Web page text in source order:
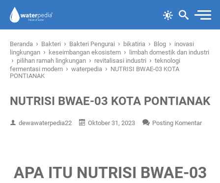
Beranda › Bakteri › Bakteri Pengurai › bikatiria › Blog › inovasi
lingkungan › keseimbangan ekosistem › limbah domestik dan industri
› pilihan ramah lingkungan › revitalisasi industri › teknologi
fermentasi modern › waterpedia › NUTRISI BWAE-03 KOTA
PONTIANAK
NUTRISI BWAE-03 KOTA PONTIANAK
dewawaterpedia22 Oktober 31, 2023 Posting Komentar
APA ITU NUTRISI BWAE-03